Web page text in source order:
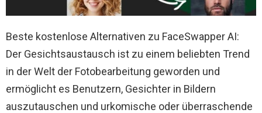
Beste kostenlose Alternativen zu FaceSwapper AI:
Der Gesichtsaustausch ist zu einem beliebten Trend
in der Welt der Fotobearbeitung geworden und
ermöglicht es Benutzern, Gesichter in Bildern
auszutauschen und urkomische oder überraschende